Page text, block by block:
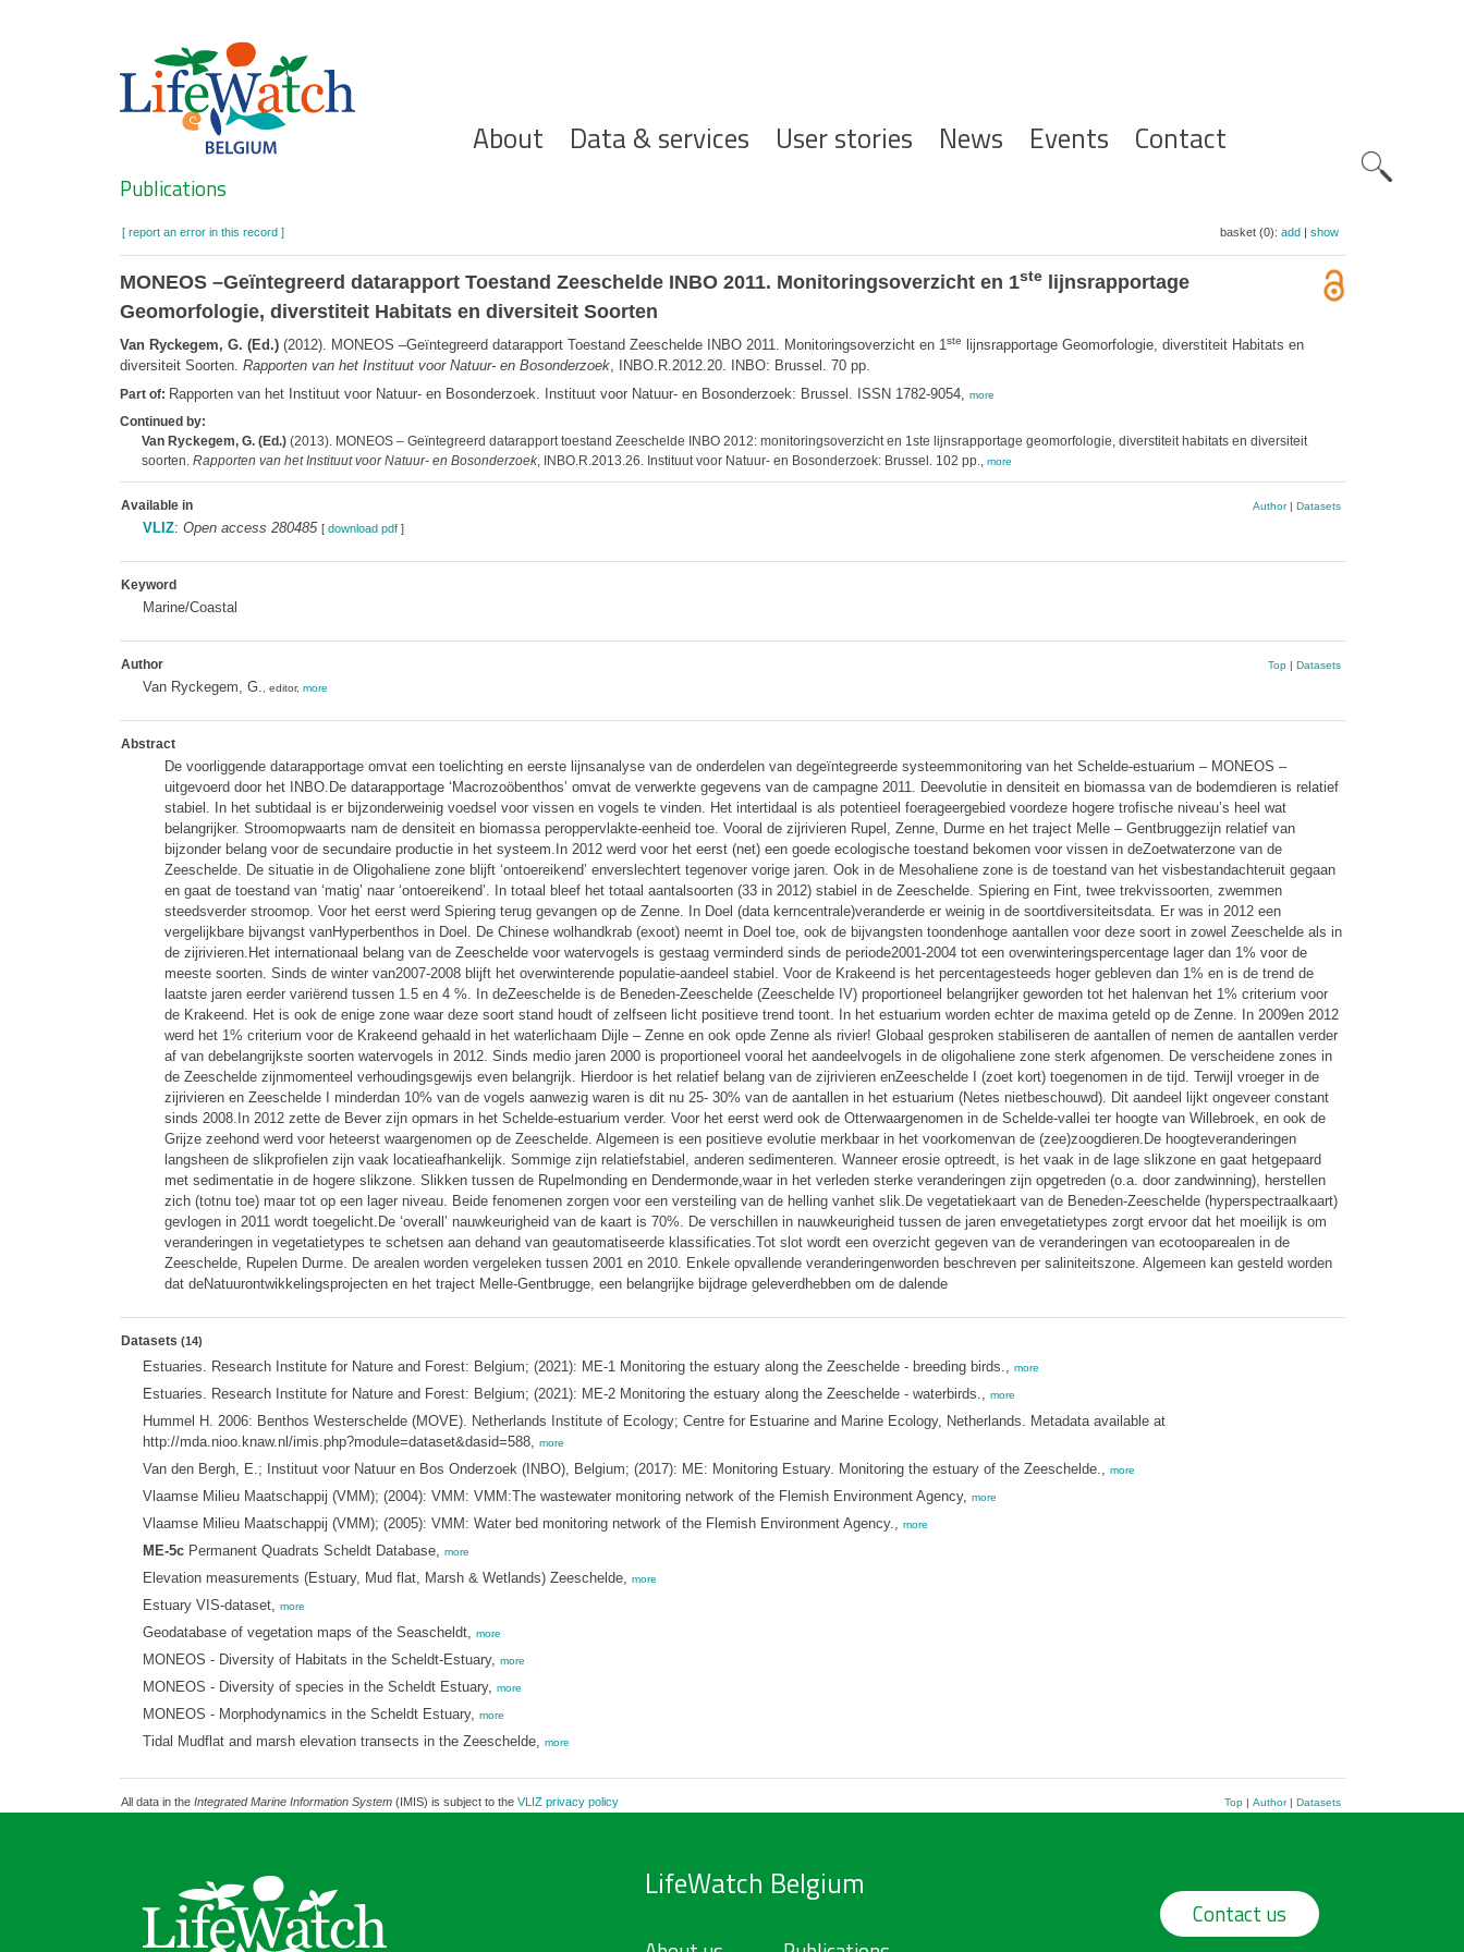
Hoofdnavigatie
About Data & services User stories News Events Contact
Search
Publications
[ report an error in this record ] basket (0): add| show
MONEOS –Geïntegreerd datarapport Toestand Zeeschelde INBO 2011. Monitoringsoverzicht en 1stelijnsrapportage
Geomorfologie, diverstiteit Habitats en diversiteit Soorten
Van Ryckegem, G. (Ed.)(2012). MONEOS –Geïntegreerd datarapport Toestand Zeeschelde INBO 2011. Monitoringsoverzicht en 1ste
lijnsrapportage Geomorfologie, diverstiteit Habitats en
diversiteit Soorten. Rapporten van het Instituut voor Natuur- en Bosonderzoek, INBO.R.2012.20. INBO: Brussel. 70 pp.
Part of: Rapporten van het Instituut voor Natuur- en Bosonderzoek. Instituut voor Natuur- en Bosonderzoek: Brussel. ISSN 1782-9054, more
Continued by:
Van Ryckegem, G. (Ed.)(2013). MONEOS – Geïntegreerd datarapport toestand Zeeschelde INBO 2012: monitoringsoverzicht en 1ste lijnsrapportage geomorfologie, diverstiteit habitats en diversiteit
soorten. Rapporten van het Instituut voor Natuur- en Bosonderzoek, INBO.R.2013.26. Instituut voor Natuur- en Bosonderzoek: Brussel. 102 pp., more
Available in Author| Datasets
VLIZ: Open access 280485 [ download pdf]
Keyword
Marine/Coastal
Author Top| Datasets
Van Ryckegem, G. , editor, more
Abstract
De voorliggende datarapportage omvat een toelichting en eerste lijnsanalyse van de onderdelen van degeïntegreerde systeemmonitoring van het Schelde-estuarium – MONEOS –
uitgevoerd door het INBO.De datarapportage ‘Macrozoöbenthos’ omvat de verwerkte gegevens van de campagne 2011. Deevolutie in densiteit en biomassa van de bodemdieren is relatief
stabiel. In het subtidaal is er bijzonderweinig voedsel voor vissen en vogels te vinden. Het intertidaal is als potentieel foerageergebied voordeze hogere trofische niveau’s heel wat
belangrijker. Stroomopwaarts nam de densiteit en biomassa peroppervlakte-eenheid toe. Vooral de zijrivieren Rupel, Zenne, Durme en het traject Melle – Gentbruggezijn relatief van
bijzonder belang voor de secundaire productie in het systeem.In 2012 werd voor het eerst (net) een goede ecologische toestand bekomen voor vissen in deZoetwaterzone van de
Zeeschelde. De situatie in de Oligohaliene zone blijft ‘ontoereikend’ enverslechtert tegenover vorige jaren. Ook in de Mesohaliene zone is de toestand van het visbestandachteruit gegaan
en gaat de toestand van ‘matig’ naar ‘ontoereikend’. In totaal bleef het totaal aantalsoorten (33 in 2012) stabiel in de Zeeschelde. Spiering en Fint, twee trekvissoorten, zwemmen
steedsverder stroomop. Voor het eerst werd Spiering terug gevangen op de Zenne. In Doel (data kerncentrale)veranderde er weinig in de soortdiversiteitsdata. Er was in 2012 een
vergelijkbare bijvangst vanHyperbenthos in Doel. De Chinese wolhandkrab (exoot) neemt in Doel toe, ook de bijvangsten toondenhoge aantallen voor deze soort in zowel Zeeschelde als in
de zijrivieren.Het internationaal belang van de Zeeschelde voor watervogels is gestaag verminderd sinds de periode2001-2004 tot een overwinteringspercentage lager dan 1% voor de
meeste soorten. Sinds de winter van2007-2008 blijft het overwinterende populatie-aandeel stabiel. Voor de Krakeend is het percentagesteeds hoger gebleven dan 1% en is de trend de
laatste jaren eerder variërend tussen 1.5 en 4 %. In deZeeschelde is de Beneden-Zeeschelde (Zeeschelde IV) proportioneel belangrijker geworden tot het halenvan het 1% criterium voor
de Krakeend. Het is ook de enige zone waar deze soort stand houdt of zelfseen licht positieve trend toont. In het estuarium worden echter de maxima geteld op de Zenne. In 2009en 2012
werd het 1% criterium voor de Krakeend gehaald in het waterlichaam Dijle – Zenne en ook opde Zenne als rivier! Globaal gesproken stabiliseren de aantallen of nemen de aantallen verder
af van debelangrijkste soorten watervogels in 2012. Sinds medio jaren 2000 is proportioneel vooral het aandeelvogels in de oligohaliene zone sterk afgenomen. De verscheidene zones in
de Zeeschelde zijnmomenteel verhoudingsgewijs even belangrijk. Hierdoor is het relatief belang van de zijrivieren enZeeschelde I (zoet kort) toegenomen in de tijd. Terwijl vroeger in de
zijrivieren en Zeeschelde I minderdan 10% van de vogels aanwezig waren is dit nu 25- 30% van de aantallen in het estuarium (Netes nietbeschouwd). Dit aandeel lijkt ongeveer constant
sinds 2008.In 2012 zette de Bever zijn opmars in het Schelde-estuarium verder. Voor het eerst werd ook de Otterwaargenomen in de Schelde-vallei ter hoogte van Willebroek, en ook de
Grijze zeehond werd voor heteerst waargenomen op de Zeeschelde. Algemeen is een positieve evolutie merkbaar in het voorkomenvan de (zee)zoogdieren.De hoogteveranderingen
langsheen de slikprofielen zijn vaak locatieafhankelijk. Sommige zijn relatiefstabiel, anderen sedimenteren. Wanneer erosie optreedt, is het vaak in de lage slikzone en gaat hetgepaard
met sedimentatie in de hogere slikzone. Slikken tussen de Rupelmonding en Dendermonde,waar in het verleden sterke veranderingen zijn opgetreden (o.a. door zandwinning), herstellen
zich (totnu toe) maar tot op een lager niveau. Beide fenomenen zorgen voor een versteiling van de helling vanhet slik.De vegetatiekaart van de Beneden-Zeeschelde (hyperspectraalkaart)
gevlogen in 2011 wordt toegelicht.De ‘overall’ nauwkeurigheid van de kaart is 70%. De verschillen in nauwkeurigheid tussen de jaren envegetatietypes zorgt ervoor dat het moeilijk is om
veranderingen in vegetatietypes te schetsen aan dehand van geautomatiseerde klassificaties.Tot slot wordt een overzicht gegeven van de veranderingen van ecotooparealen in de
Zeeschelde, Rupelen Durme. De arealen worden vergeleken tussen 2001 en 2010. Enkele opvallende veranderingenworden beschreven per saliniteitszone. Algemeen kan gesteld worden
dat deNatuurontwikkelingsprojecten en het traject Melle-Gentbrugge, een belangrijke bijdrage geleverdhebben om de dalende
Datasets (14)
Estuaries. Research Institute for Nature and Forest: Belgium; (2021): ME-1 Monitoring the estuary along the Zeeschelde - breeding birds., more
Estuaries. Research Institute for Nature and Forest: Belgium; (2021): ME-2 Monitoring the estuary along the Zeeschelde - waterbirds., more
Hummel H. 2006: Benthos Westerschelde (MOVE). Netherlands Institute of Ecology; Centre for Estuarine and Marine Ecology, Netherlands. Metadata available at
http://mda.nioo.knaw.nl/imis.php?module=dataset&dasid=588, more
Van den Bergh, E.; Instituut voor Natuur en Bos Onderzoek (INBO), Belgium; (2017): ME: Monitoring Estuary. Monitoring the estuary of the Zeeschelde., more
Vlaamse Milieu Maatschappij (VMM); (2004): VMM: VMM:The wastewater monitoring network of the Flemish Environment Agency, more
Vlaamse Milieu Maatschappij (VMM); (2005): VMM: Water bed monitoring network of the Flemish Environment Agency., more
ME-5cPermanent Quadrats Scheldt Database, more
Elevation measurements (Estuary, Mud flat, Marsh & Wetlands) Zeeschelde, more
Estuary VIS-dataset, more
Geodatabase of vegetation maps of the Seascheldt, more
MONEOS - Diversity of Habitats in the Scheldt-Estuary, more
MONEOS - Diversity of species in the Scheldt Estuary, more
MONEOS - Morphodynamics in the Scheldt Estuary, more
Tidal Mudflat and marsh elevation transects in the Zeeschelde, more
All data in the Integrated Marine Information System(IMIS) is subject to the VLIZ privacy policy Top| Author| Datasets
LifeWatch Belgium
Contact us